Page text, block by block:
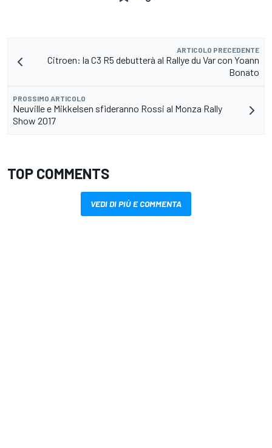
ARTICOLO PRECEDENTE
Citroen: la C3 R5 debutterà al Rallye du Var con Yoann
Bonato
PROSSIMO ARTICOLO
Neuville e Mikkelsen sfideranno Rossi al Monza Rally
Show 2017
TOP COMMENTS
VEDI DI PIÙ E COMMENTA